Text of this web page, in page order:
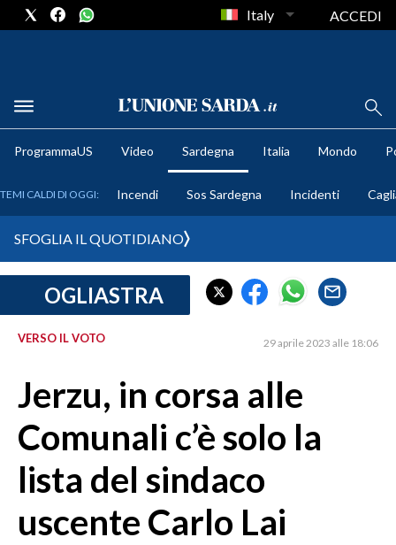
METEO
CRONACA SARDEGNA
MEDIO CAMPIDANO
ORISTANO E PROVINCIA
GALLURA
NUORO E PROVINCIA
OGLIASTRA
Italy ACCEDI
ProgrammaUS Video Sardegna Italia Mondo
TEMI CALDI DI OGGI: Incendi Sos Sardegna Incidenti
SFOGLIA IL QUOTIDIANO
OGLIASTRA
VERSO IL VOTO 29 aprile 2023 alle 18:06
Jerzu, in corsa alle
Comunali c’è solo la
lista del sindaco
uscente Carlo Lai